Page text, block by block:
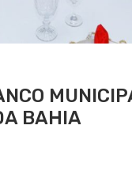
BAHIA